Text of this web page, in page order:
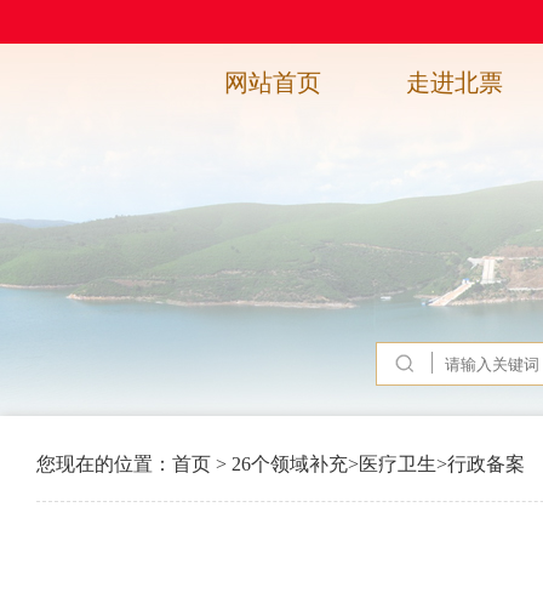
网站首页 走进北票
您现在的位置： 首页 > 26个领域补充>医疗卫生>行政备案